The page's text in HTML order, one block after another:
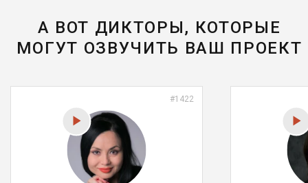
А ВОТ ДИКТОРЫ, КОТОРЫЕ
МОГУТ ОЗВУЧИТЬ ВАШ ПРОЕКТ
#1422